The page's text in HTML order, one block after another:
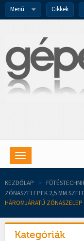
Menü Cikkek
Toggle
navigation
KEZDŐLAP >
ZÓNASZELEPEK 2,5 MM
HÁROMJÁRATÚ ZÓNASZELEP
Kategóriák